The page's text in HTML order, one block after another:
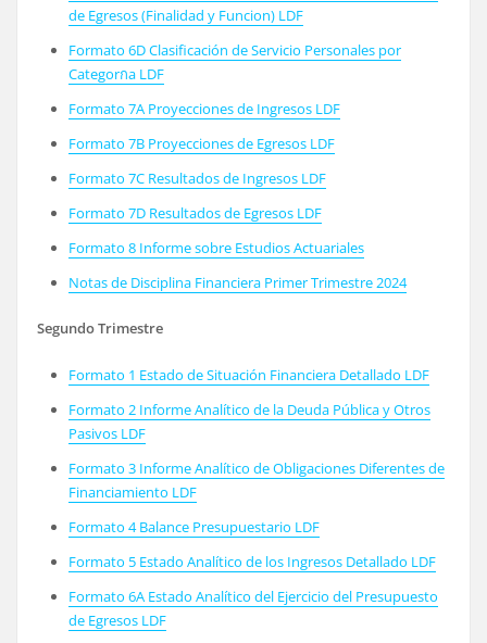
de Egresos (Finalidad y Funcion) LDF
Formato 6D Clasificación de Servicio Personales por
Categorกa LDF
Formato 7A Proyecciones de Ingresos LDF
Formato 7B Proyecciones de Egresos LDF
Formato 7C Resultados de Ingresos LDF
Formato 7D Resultados de Egresos LDF
Formato 8 Informe sobre Estudios Actuariales
Notas de Disciplina Financiera Primer Trimestre 2024
Segundo Trimestre
Formato 1 Estado de Situación Financiera Detallado LDF
Formato 2 Informe Analítico de la Deuda Pública y Otros
Pasivos LDF
Formato 3 Informe Analítico de Obligaciones Diferentes de
Financiamiento LDF
Formato 4 Balance Presupuestario LDF
Formato 5 Estado Analítico de los Ingresos Detallado LDF
Formato 6A Estado Analítico del Ejercicio del Presupuesto
de Egresos LDF